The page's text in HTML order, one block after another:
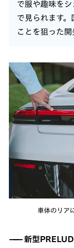
で服や趣味を
で見られます
ことを狙った開
車体のリア
新型